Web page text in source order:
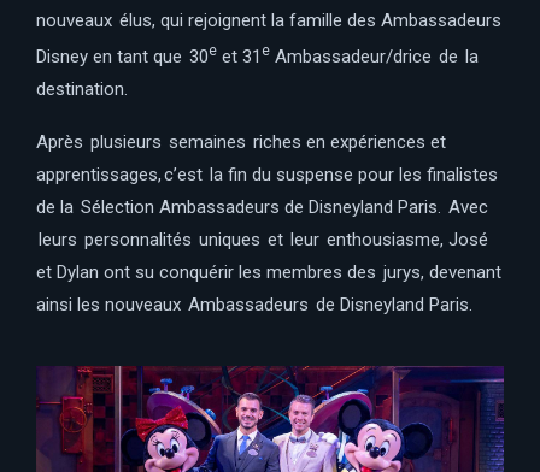
nouveaux élus, qui rejoignent la famille des Ambassadeurs
Disney en tant que 30e et 31 e Ambassadeur/drice de la
destination.
Après plusieurs semaines riches en expériences et
apprentissages, c’est la fin du suspense pour les finalistes
de la Sélection Ambassadeurs de Disneyland Paris. Avec
leurs personnalités uniques et leur enthousiasme, José
et Dylan ont su conquérir les membres des jurys, devenant
ainsi les nouveaux Ambassadeurs de Disneyland Paris.